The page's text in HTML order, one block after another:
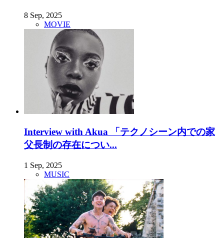
8 Sep, 2025
MOVIE
Interview with Akua 「テクノシーン内での家
父長制の存在につい...
1 Sep, 2025
MUSIC